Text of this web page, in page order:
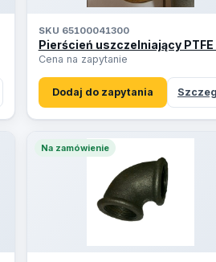
SKU 65100041300
Pierścień uszczelniający PTFE
Cena na zapytanie
Dodaj do zapytania
Na zamówienie